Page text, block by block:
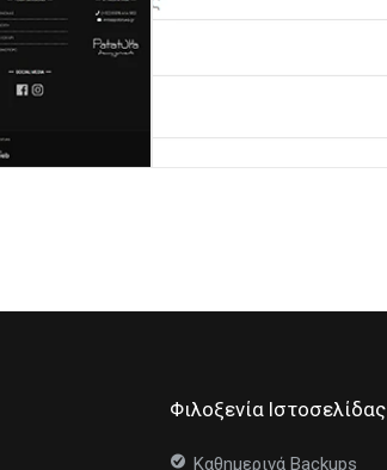
Φιλοξενία Ιστοσελίδας
Καθημερινά Backups